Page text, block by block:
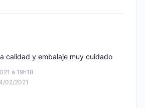
à 19h18
02/2021
calidad y embalaje muy cuidado